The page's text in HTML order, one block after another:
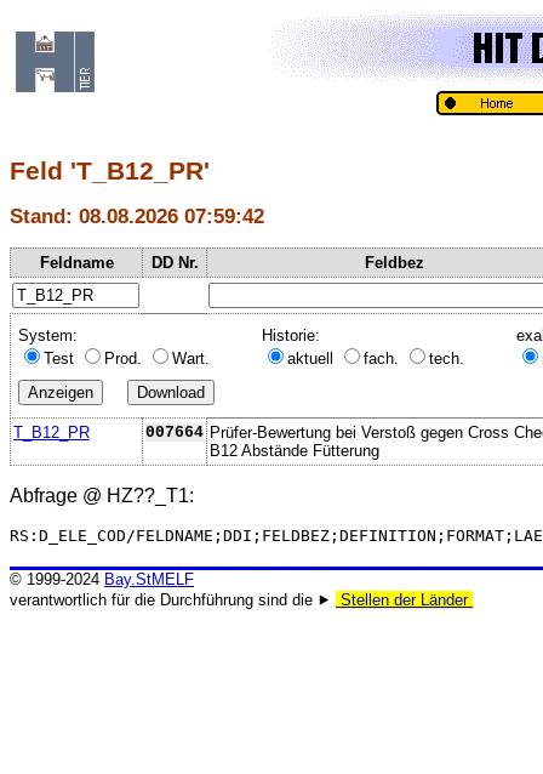
Feld 'T_B12_PR'
Stand: 08.08.2026 07:59:42
Feldname DD Nr. Feldbez
System:
Test
Prod. Wart.
Historie:
aktuell
fach. tech.
T_B12_PR 007664 Prüfer-Bewertung bei Verstoß gegen Cross
B12 Abstände Fütterung
Abfrage @ HZ??_T1:
RS:D_ELE_COD/
© 1999-2024 Bay.StMELF
verantwortlich für die Durchführung sind die ⯈
Stellen der Länder